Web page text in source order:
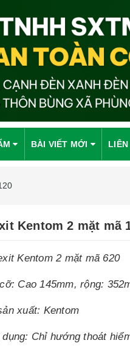
BÀI VIẾT MỚI LIÊN
Kentom 2 mặt mã
Kentom 2 mặt mã 620
Cao 145mm, rộng:
xuất: Kentom
dụng: Chỉ hướng thoát